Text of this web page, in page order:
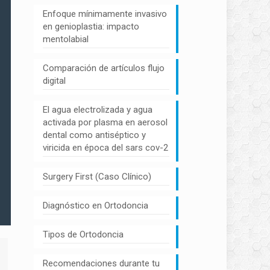
Enfoque mínimamente invasivo
en genioplastia: impacto
mentolabial
Comparación de artículos flujo
digital
El agua electrolizada y agua
activada por plasma en aerosol
dental como antiséptico y
viricida en época del sars cov-2
Surgery First (Caso Clínico)
Diagnóstico en Ortodoncia
Tipos de Ortodoncia
Recomendaciones durante tu